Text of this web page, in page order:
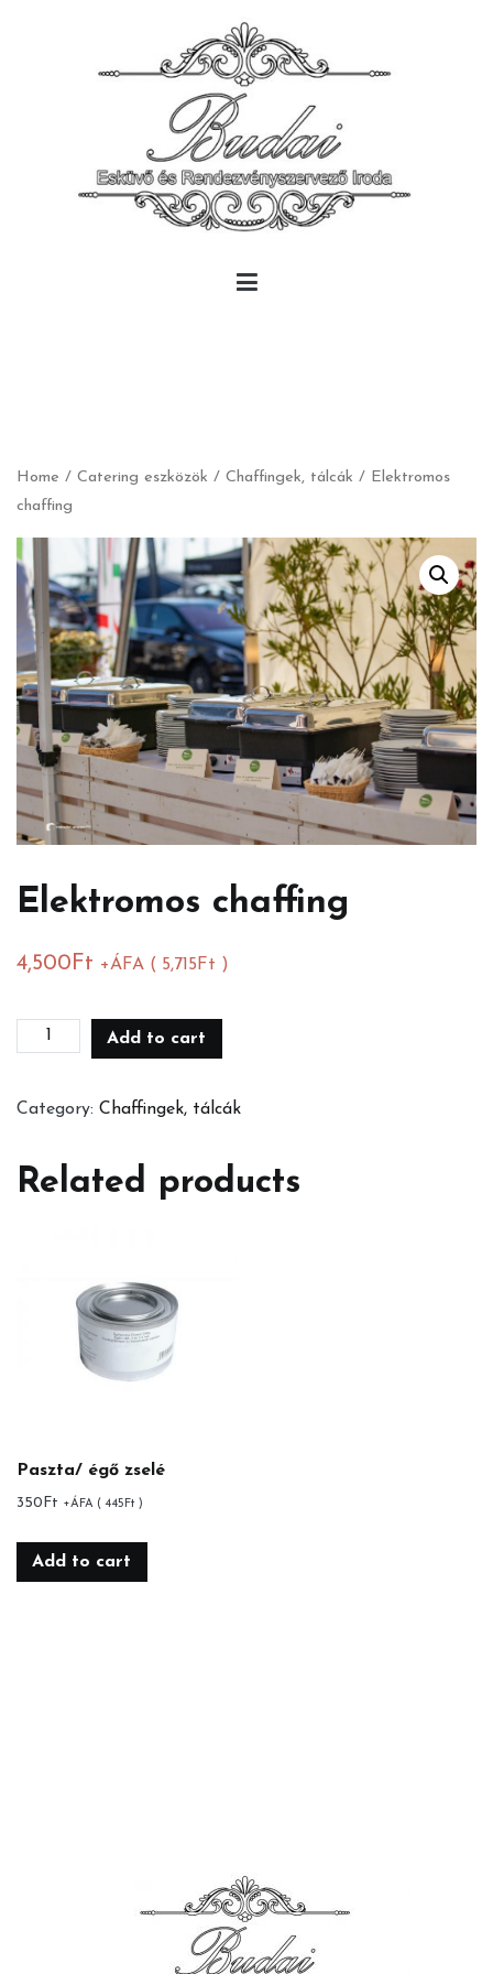
Home / Catering eszközök / Chaffingek, tálcák / Elektromos
chaffing
Elektromos chaffing
4,500 Ft +ÁFA ( 5,715 Ft )
Elektromos Add to cart
Category: Chaffingek, tálcák
Related products
Paszta/ égő zselé
350 Ft +ÁFA ( 445Ft )
Add to cart